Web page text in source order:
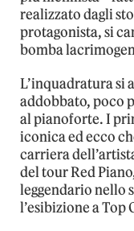
realizzato dagli
protagonista, si
bomba
L’inquadratura si
addobbato, poco
al pianoforte. I
iconica ed ecco
carriera
del tour Red
leggendario nello
l’esibizione a Top